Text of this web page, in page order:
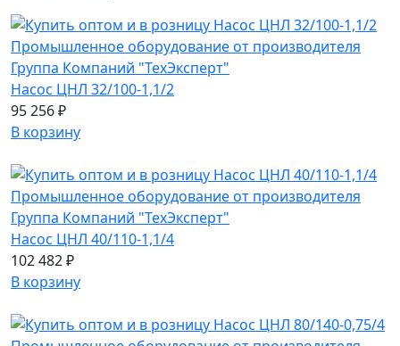
Насос ЦНЛ 32/100-1,1/2
95 256 ₽
В корзину
Насос ЦНЛ 40/110-1,1/4
102 482 ₽
В корзину